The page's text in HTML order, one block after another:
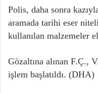
Polis, daha sonra
aramada tarihi eser
kullanılan malzemeler
Gözaltına alınan F.Ç.,
işlem başlatıldı. (DHA)